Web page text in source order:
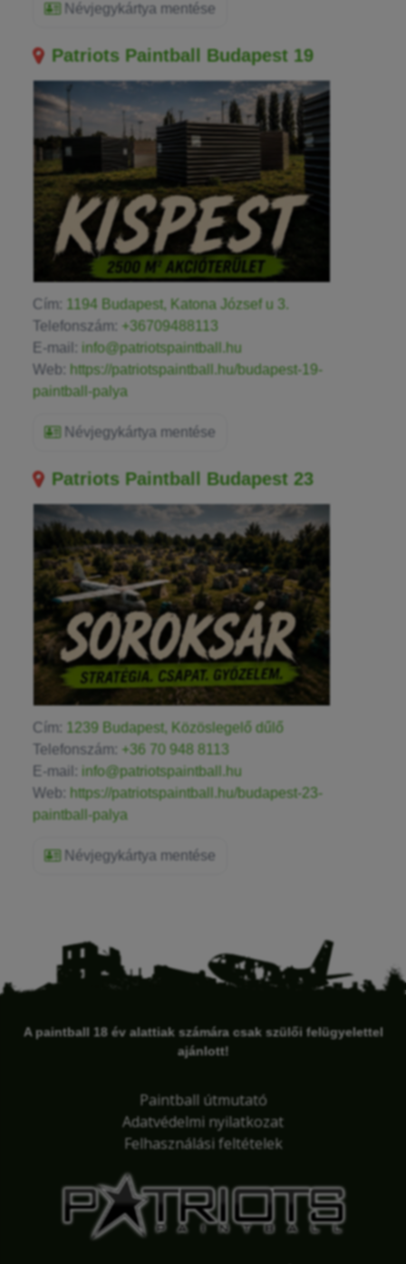
Névjegykártya mentése
Patriots Paintball Budapest 19
Cím: 1194 Budapest, Katona József u 3.
Telefonszám: +36709488113
E-mail: info@patriotspaintball.hu
Web: https://patriotspaintball.hu/budapest-19-
paintball-palya
Névjegykártya mentése
Patriots Paintball Budapest 23
Cím: 1239 Budapest, Közöslegelő dűlő
Telefonszám: +36 70 948 8113
E-mail: info@patriotspaintball.hu
Web: https://patriotspaintball.hu/budapest-23-
paintball-palya
Névjegykártya mentése
A paintball 18 év alattiak számára csak szülői felügyelettel
ajánlott!
Paintball útmutató
Adatvédelmi nyilatkozat
Felhasználási feltételek